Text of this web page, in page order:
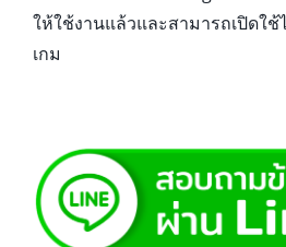
ให้ใช้งานแล้วและสามารถเปิดใ
เกม